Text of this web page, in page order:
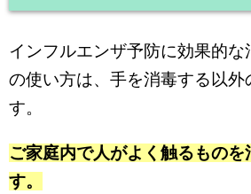
インフルエンザ予防に効果的
の使い方は、手を消毒する以外
す。
ご家庭内で人がよく触るもの
す。